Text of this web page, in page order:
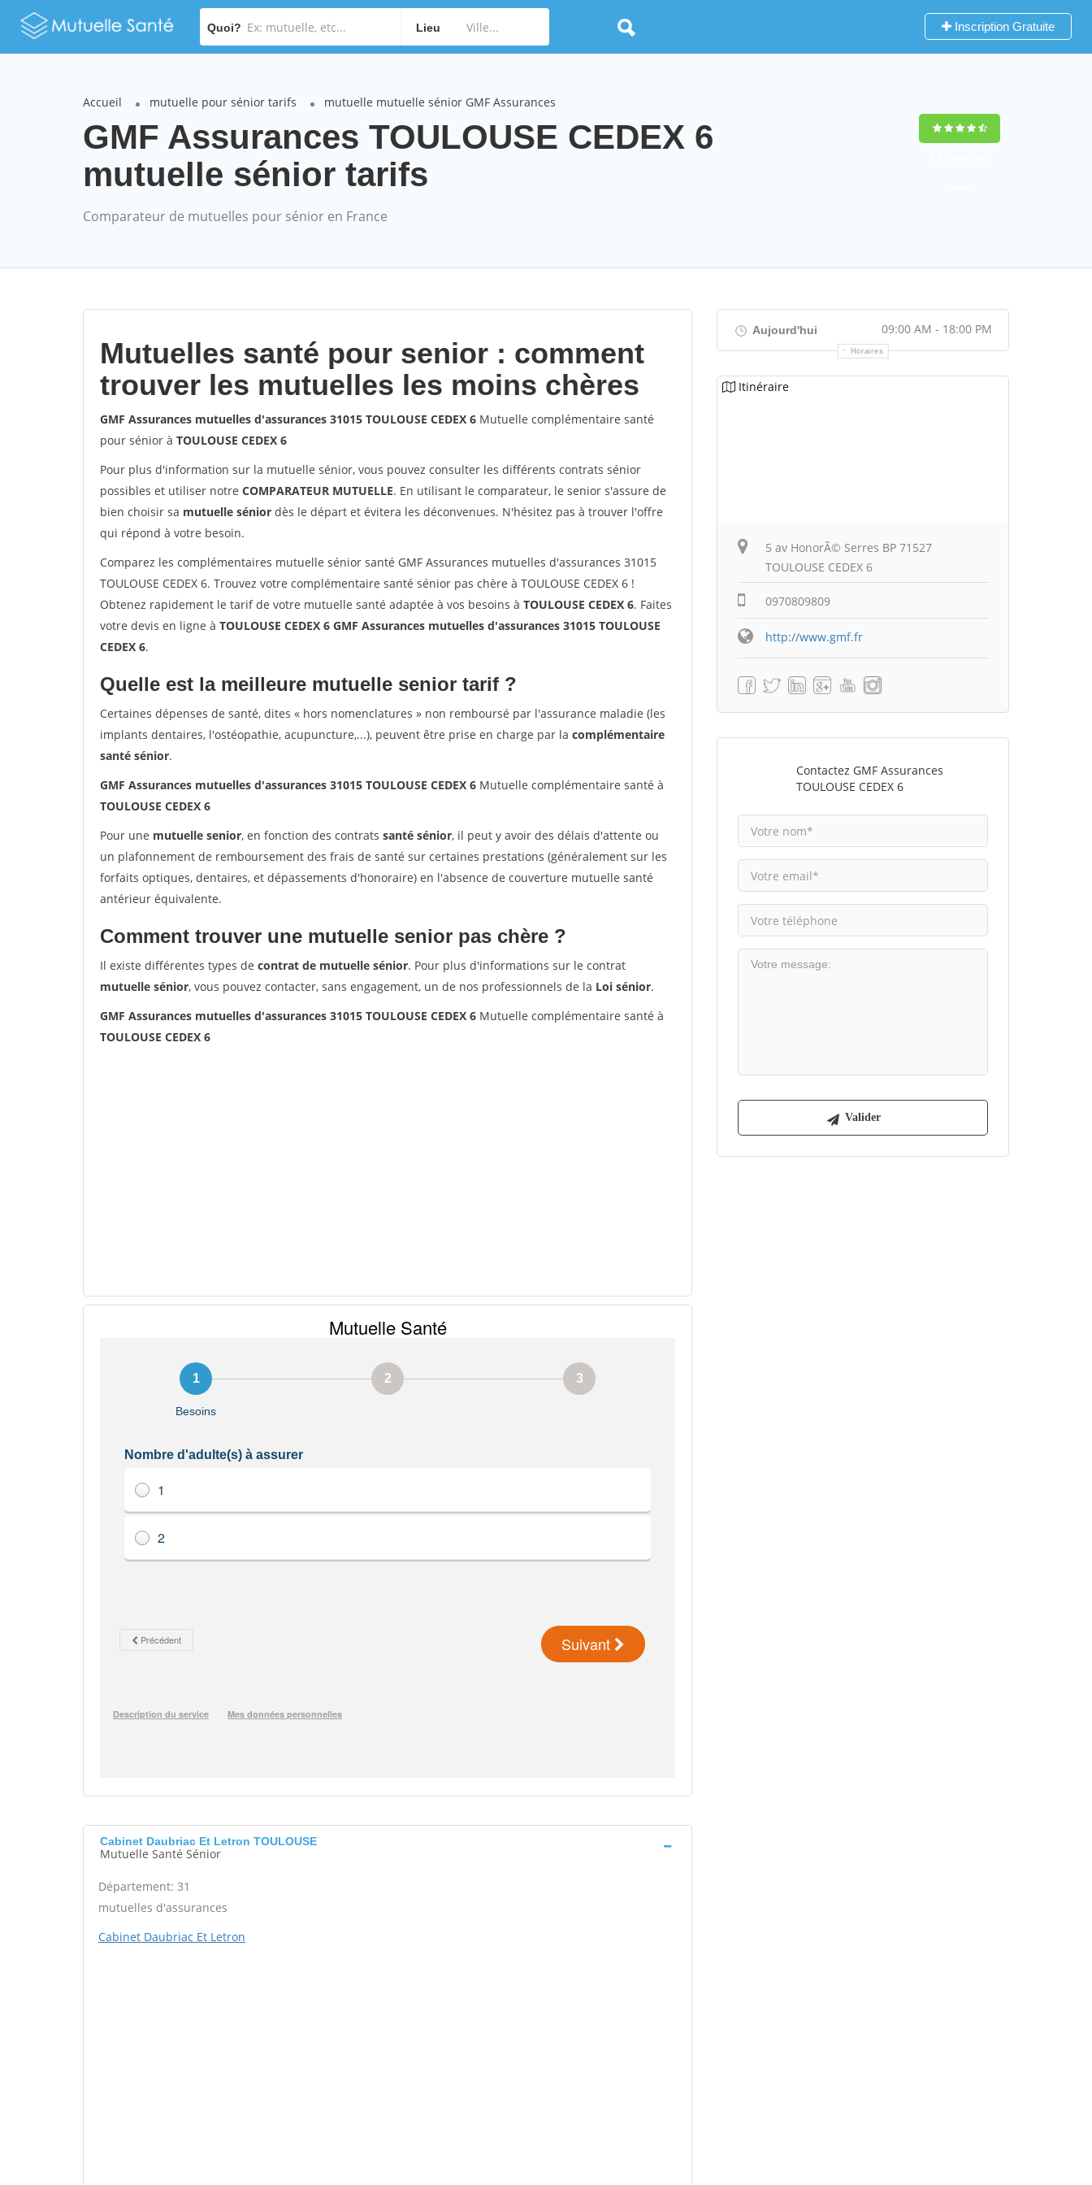
Quoi? Lieu Inscription Gratuite
Accueil mutuelle pour sénior tarifs mutuelle mutuelle sénior GMF Assurances
GMF Assurances TOULOUSE CEDEX 6
mutuelle sénior tarifs
Comparateur de mutuelles pour sénior en France
Mutuelles santé pour senior : comment
trouver les mutuelles les moins chères
GMF Assurances mutuelles d'assurances 31015 TOULOUSE CEDEX 6 Mutuelle complémentaire santé
pour sénior à TOULOUSE CEDEX 6
Pour plus d'information sur la mutuelle sénior, vous pouvez consulter les différents contrats sénior
possibles et utiliser notre COMPARATEUR MUTUELLE. En utilisant le comparateur, le senior s'assure de
bien choisir sa mutuelle sénior dès le départ et évitera les déconvenues. N'hésitez pas à trouver l'offre
qui répond à votre besoin.
Comparez les complémentaires mutuelle sénior santé GMF Assurances mutuelles d'assurances 31015
TOULOUSE CEDEX 6. Trouvez votre complémentaire santé sénior pas chère à TOULOUSE CEDEX 6 !
Obtenez rapidement le tarif de votre mutuelle santé adaptée à vos besoins à TOULOUSE CEDEX 6. Faites
votre devis en ligne à TOULOUSE CEDEX 6 GMF Assurances mutuelles d'assurances 31015 TOULOUSE
CEDEX 6.
Quelle est la meilleure mutuelle senior tarif ?
Certaines dépenses de santé, dites « hors nomenclatures » non remboursé par l'assurance maladie (les
implants dentaires, l'ostéopathie, acupuncture,...), peuvent être prise en charge par la complémentaire
santé sénior.
GMF Assurances mutuelles d'assurances 31015 TOULOUSE CEDEX 6 Mutuelle complémentaire santé à
TOULOUSE CEDEX 6
Pour une mutuelle senior, en fonction des contrats santé sénior, il peut y avoir des délais d'attente ou
un plafonnement de remboursement des frais de santé sur certaines prestations (généralement sur les
forfaits optiques, dentaires, et dépassements d'honoraire) en l'absence de couverture mutuelle santé
antérieur équivalente.
Comment trouver une mutuelle senior pas chère ?
Il existe différentes types de contrat de mutuelle sénior. Pour plus d'informations sur le contrat
mutuelle sénior, vous pouvez contacter, sans engagement, un de nos professionnels de la Loi sénior.
GMF Assurances mutuelles d'assurances 31015 TOULOUSE CEDEX 6 Mutuelle complémentaire santé à
TOULOUSE CEDEX 6
Cabinet Daubriac Et Letron TOULOUSE
Mutuelle Santé Sénior
Département: 31
mutuelles d'assurances
Cabinet Daubriac Et Letron
Aujourd'hui 09:00 AM - 18:00 PM
Horaires
Itinéraire
5 av HonorÃ© Serres BP 71527
TOULOUSE CEDEX 6
0970809809
http://www.gmf.fr
Contactez GMF Assurances
TOULOUSE CEDEX 6